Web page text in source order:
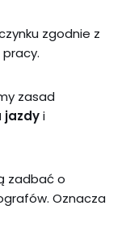
zgodnie z
zasad
jazdyi
zadbać o
Oznacza